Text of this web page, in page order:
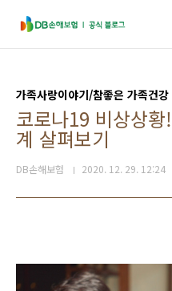
가족사랑이야기/참좋은 가족건강
코로나19 비상상
계 살펴보기
DB손해보험 2020. 12. 29. 12:24